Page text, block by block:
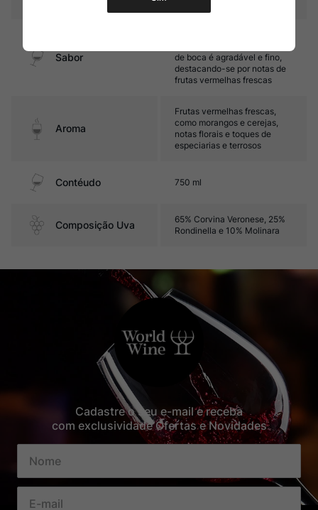
Sabor
de boca é agradável e fino,
destacando-se por notas de
frutas vermelhas frescas
Aroma
Frutas vermelhas frescas,
como morangos e cerejas,
notas florais e toques de
especiarias e terrosos
Contéudo 750 ml
Composição Uva
65% Corvina Veronese, 25%
Rondinella e 10% Molinara
Cadastre o seu e-mail e receba
com exclusividade Ofertas e Novidades